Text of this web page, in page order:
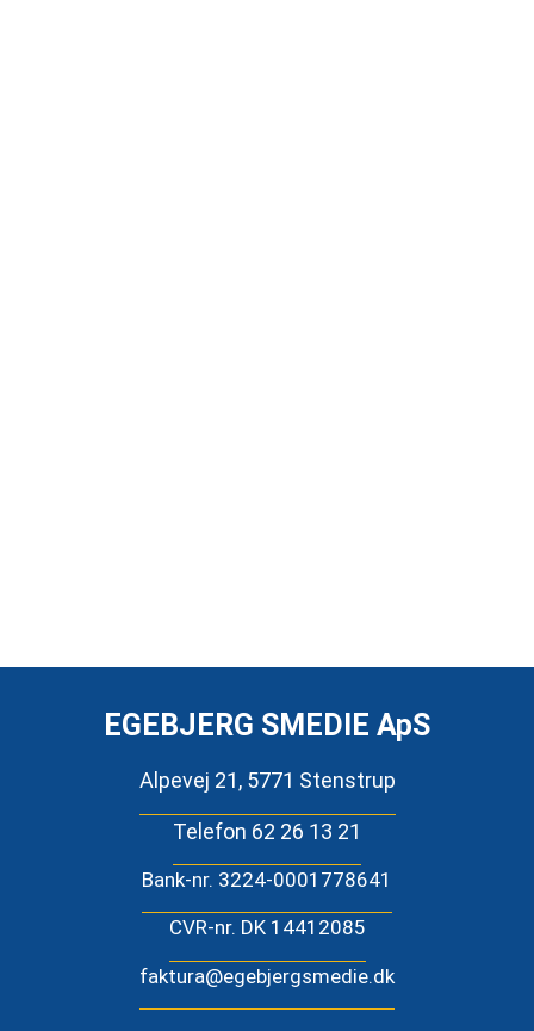
EGEBJERG SMEDIE ApS
Alpevej 21, 5771 Stenstrup
Telefon 62 26 13 21
Bank-nr. 3224-0001778641
CVR-nr. DK 14412085
faktura@egebjergsmedie.dk